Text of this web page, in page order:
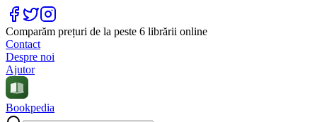
Comparăm prețuri de la peste 6 librării online
Contact
Despre noi
Ajutor
Bookpedia